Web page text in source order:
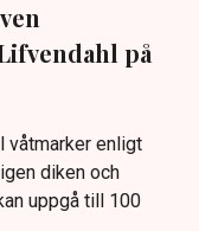
på
våtmarker enligt
diken och
uppgå till 100